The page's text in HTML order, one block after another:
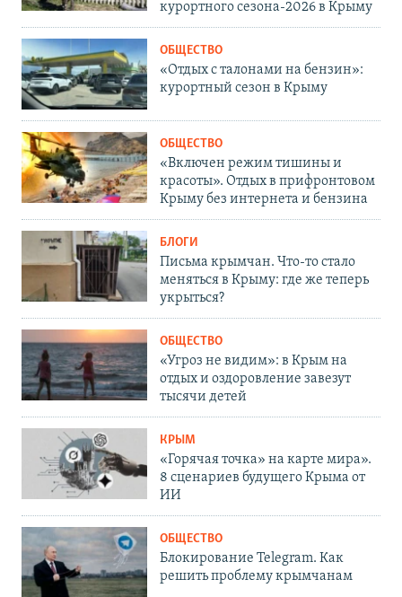
курортного сезона-2026 в Крыму
ОБЩЕСТВО
«Отдых с талонами на бензин»:
курортный сезон в Крыму
ОБЩЕСТВО
«Включен режим тишины и
красоты». Отдых в прифронтовом
Крыму без интернета и бензина
БЛОГИ
Письма крымчан. Что-то стало
меняться в Крыму: где же теперь
укрыться?
ОБЩЕСТВО
«Угроз не видим»: в Крым на
отдых и оздоровление завезут
тысячи детей
КРЫМ
«Горячая точка» на карте мира».
8 сценариев будущего Крыма от
ИИ
ОБЩЕСТВО
Блокирование Telegram. Как
решить проблему крымчанам